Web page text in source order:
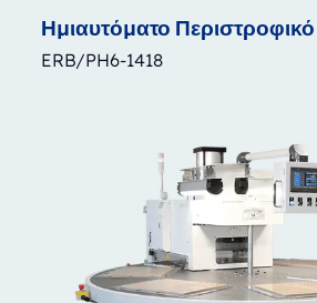
Ημιαυτόματο Περιστροφικό
ERB/PH6-1418